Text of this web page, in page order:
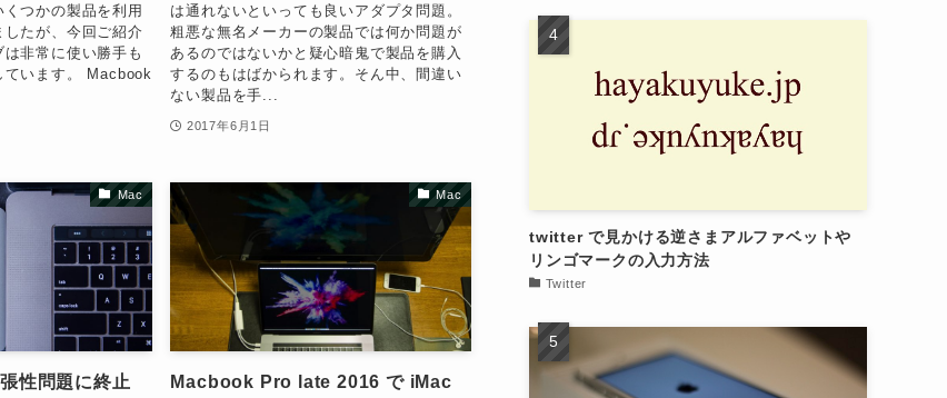
つかの製品を利用
したが、今回ご紹介
非常に使い勝手も
ています。 Macbook
は通れないといっても良いアダプタ問題。
粗悪な無名メーカーの製品では何か問題が
あるのではないかと疑心暗鬼で製品を購入
するのもはばかられます。そん中、間違い
ない製品を手...
2017年6月1日
Mac
性問題に終止
Mac
Macbook Pro late 2016 で iMac
twitter で見かける逆さまアルファベットや
リンゴマークの入力方法
Twitter